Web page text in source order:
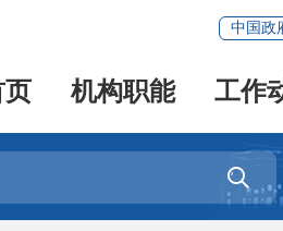
中国政
页 机构职能 工作
